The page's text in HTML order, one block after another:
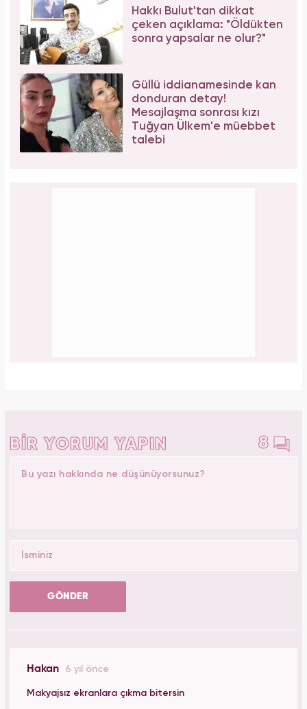
Hakkı Bulut'tan dikkat
çeken açıklama: "Öldükten
sonra yapsalar ne olur?"
Güllü iddianamesinde kan
donduran detay!
Mesajlaşma sonrası kızı
Tuğyan Ülkem'e müebbet
talebi
BİR YORUM YAPIN 8
GÖNDER
Hakan 6 yıl önce
Makyajsız ekranlara çıkma bitersin